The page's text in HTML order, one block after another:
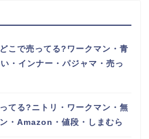
こで売ってる?ワークマン・青
・インナー・パジャマ・売っ
てる?ニトリ・ワークマン・無
・Amazon・値段・しまむら